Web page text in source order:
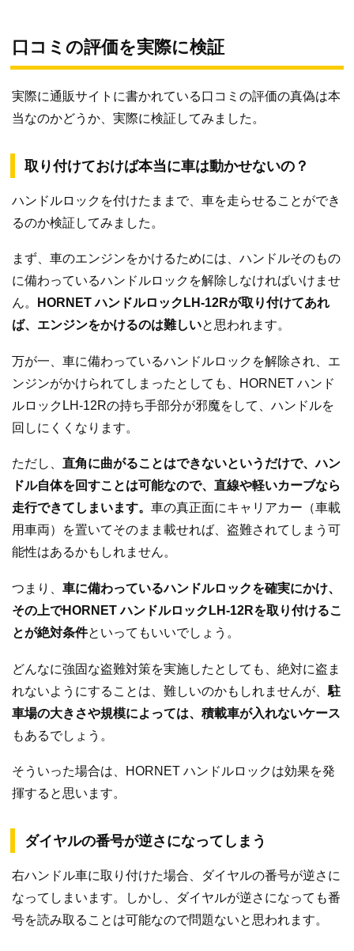
口コミの評価を実際に検証
実際に通販サイトに書かれている口コミの評価の真偽は本
当なのかどうか、実際に検証してみました。
取り付けておけば本当に車は動かせないの？
ハンドルロックを付けたままで、車を走らせることができ
るのか検証してみました。
まず、車のエンジンをかけるためには、ハンドルそのもの
に備わっているハンドルロックを解除しなければいけませ
ん。
HORNET ハンドルロックLH-12Rが取り付けてあれ
ば、エンジンをかけるのは難しいと思われます。
万が一、車に備わっているハンドルロックを解除され、エ
ンジンがかけられてしまったとしても、HORNET ハンド
ルロックLH-12Rの持ち手部分が邪魔をして、ハンドルを
回しにくくなります。
ただし、 直角に曲がることはできないというだけで、ハン
ドル自体を回すことは可能なので、直線や軽いカーブなら
走行できてしまいます。 車の真正面にキャリアカー（車載
用車両）を置いてそのまま載せれば、盗難されてしまう可
能性はあるかもしれません。
つまり、 車に備わっているハンドルロックを確実にかけ、
その上でHORNET ハンドルロックLH-12Rを取り付けるこ
とが絶対条件といってもいいでしょう。
どんなに強固な盗難対策を実施したとしても、絶対に盗ま
れないようにすることは、難しいのかもしれませんが、 駐
車場の大きさや規模によっては、積載車が入れないケース
もあるでしょう。
そういった場合は、HORNET ハンドルロックは効果を発
揮すると思います。
ダイヤルの番号が逆さになってしまう
右ハンドル車に取り付けた場合、ダイヤルの番号が逆さに
なってしまいます。しかし、ダイヤルが逆さになっても番
号を読み取ることは可能なので問題ないと思われます。